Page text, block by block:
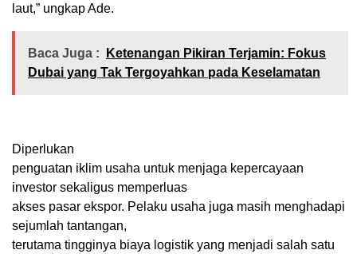
laut,” ungkap Ade.
Baca Juga :
Ketenangan Pikiran Terjamin: Fokus
Dubai yang Tak Tergoyahkan pada Keselamatan
Diperlukan
penguatan iklim usaha untuk menjaga kepercayaan
investor sekaligus memperluas
akses pasar ekspor. Pelaku usaha juga masih menghadapi
sejumlah tantangan,
terutama tingginya biaya logistik yang menjadi salah satu